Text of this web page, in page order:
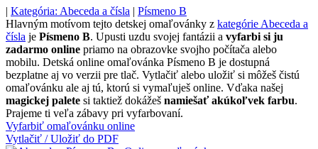
| Kategória: Abeceda a čísla | Písmeno B
Hlavným motívom tejto detskej omaľovánky z kategórie Abeceda a
čísla je Písmeno B. Upusti uzdu svojej fantázii a vyfarbi si ju
zadarmo online priamo na obrazovke svojho počítača alebo
mobilu. Detská online omaľovánka Písmeno B je dostupná
bezplatne aj vo verzii pre tlač. Vytlačiť alebo uložiť si môžeš čistú
omaľovánku ale aj tú, ktorú si vymaľuješ online. Vďaka našej
magickej palete si taktiež dokážeš namiešať akúkoľvek farbu.
Prajeme ti veľa zábavy pri vyfarbovaní.
Vyfarbiť omaľovánku online
Vytlačiť / Uložiť do PDF